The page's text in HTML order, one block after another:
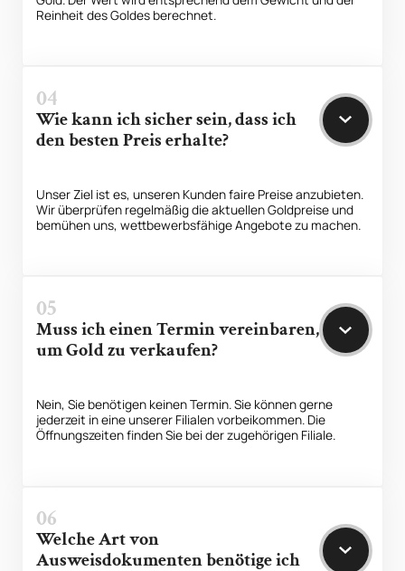
Reinheit des Goldes berechnet.
04
Wie kann ich sicher sein, dass ich
den besten Preis erhalte?
Unser Ziel ist es, unseren Kunden faire Preise anzubieten.
Wir überprüfen regelmäßig die aktuellen Goldpreise und
bemühen uns, wettbewerbsfähige Angebote zu machen.
05
Muss ich einen Termin vereinbaren,
um Gold zu verkaufen?
Nein, Sie benötigen keinen Termin. Sie können gerne
jederzeit in eine unserer Filialen vorbeikommen. Die
Öffnungszeiten finden Sie bei der zugehörigen Filiale.
06
Welche Art von
Ausweisdokumenten benötige ich